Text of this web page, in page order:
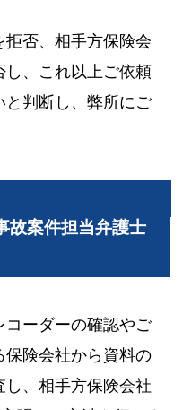
否、相手方保険会
し、これ以上ご依頼
と判断し、弊所にご
故案件担当弁護士
コーダーの確認やご
保険会社から資料の
、相手方保険会社